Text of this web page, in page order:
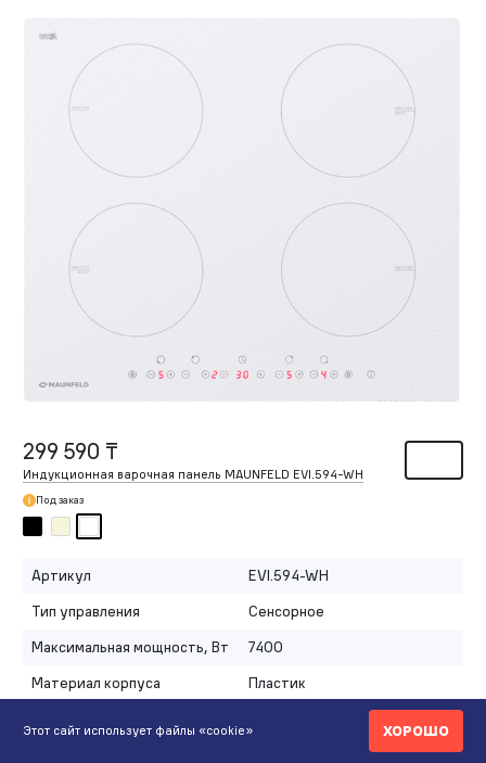
299 590 ₸
Индукционная варочная панель MAUNFELD EVI.594-WH
Под заказ
Артикул
EVI.594-WH
Тип управления
Сенсорное
Максимальная мощность, Вт
7400
Материал корпуса
Пластик
Этот сайт использует файлы «cookie» ХОРОШО